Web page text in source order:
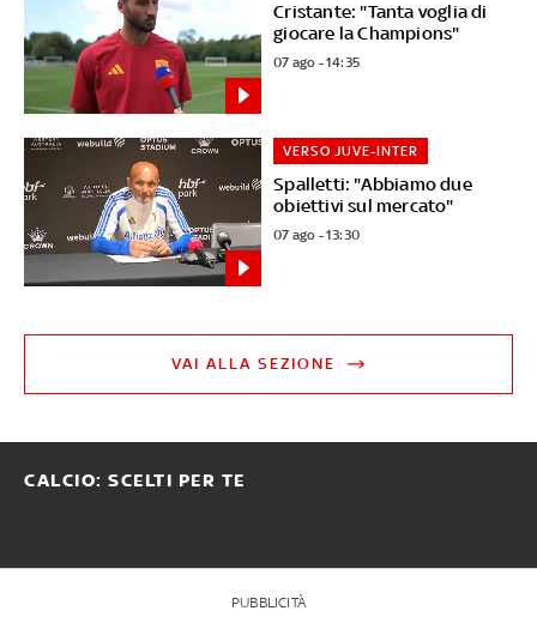
Cristante: "Tanta voglia di
giocare la Champions"
07 ago - 14:35
Spalletti: "Abbiamo due
obiettivi sul mercato"
VERSO JUVE-INTER
07 ago - 13:30
VAI ALLA SEZIONE
CALCIO: SCELTI PER TE
PUBBLICITÀ